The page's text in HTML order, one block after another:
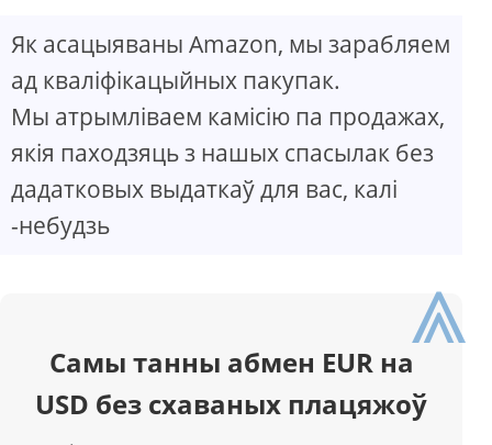
Як асацыяваны Amazon, мы зарабляем
ад кваліфікацыйных пакупак.
Мы атрымліваем камісію па продажах,
якія паходзяць з нашых спасылак без
дадатковых выдаткаў для вас, калі
-небудзь
Самы танны абмен EUR на
USD без схаваных плацяжоў
⩓